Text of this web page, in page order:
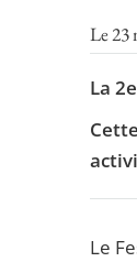
Le 23
La
Le